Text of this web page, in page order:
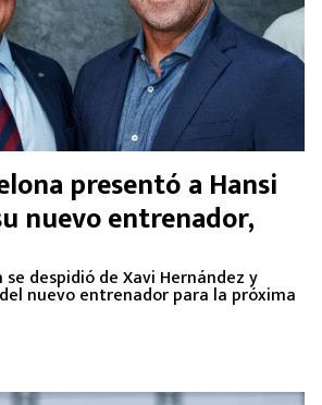
presentó a Hansi
nuevo entrenador,
despidió de Xavi Hernández y
nuevo entrenador para la próxima